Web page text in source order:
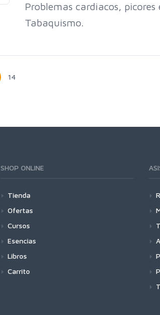
Problemas cardiacos,
Tabaquismo.
14
SHOP ONLINE
Tienda
Ofertas
Cursos
Esencias
Libros
Carrito